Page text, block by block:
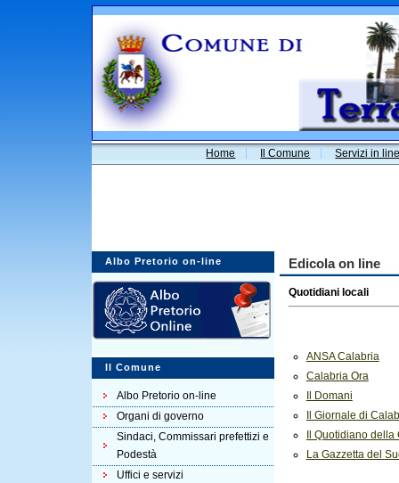
Home Il Comune Servizi in
Albo Pretorio on-line
Il Comune
Albo Pretorio on-line
Organi di governo
Sindaci, Commissari prefettizi e
Podestà
Uffici e servizi
Edicola on line
Quotidiani locali
ANSA Calabria
Calabria Ora
Il Domani
Il Giornale di
Il Quotidiano
La Gazzetta del